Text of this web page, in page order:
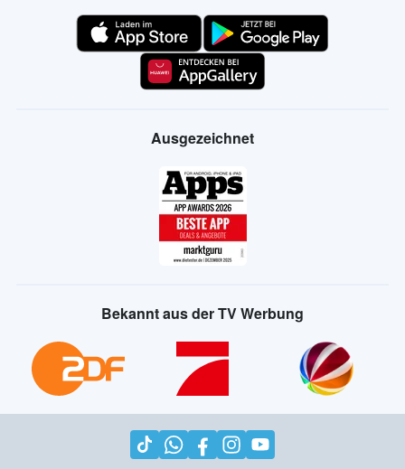
Ausgezeichnet
Bekannt aus der TV Werbung